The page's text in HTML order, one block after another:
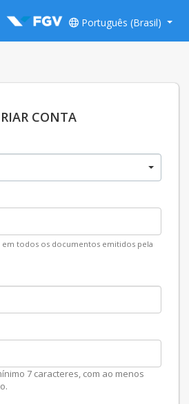
Português (Brasil)
CONTA
em todos os documentos emitidos pela
7 caracteres, com ao menos